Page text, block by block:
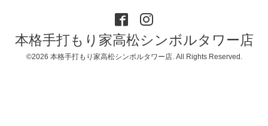
本格手打もり家高松シンボルタワー店
©2026 本格手打もり家高松シンボルタワー店. All Rights Reserved.